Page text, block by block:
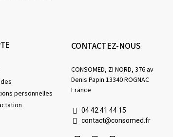
personnelles
CONTACTEZ-NOUS
CONSOMED, ZI NORD, 376 av
Denis Papin 13340 ROGNAC
France
04 42 41 44 15
contact@consomed.fr